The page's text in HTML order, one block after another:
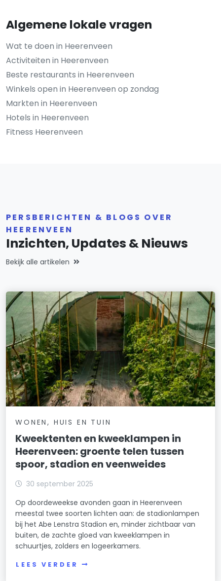
Algemene lokale vragen
Wat te doen in Heerenveen
Activiteiten in Heerenveen
Beste restaurants in Heerenveen
Winkels open in Heerenveen op zondag
Markten in Heerenveen
Hotels in Heerenveen
Fitness Heerenveen
PERSBERICHTEN & BLOGS OVER
HEERENVEEN
Inzichten, Updates & Nieuws
Bekijk alle artikelen
WONEN, HUIS EN TUIN
Kweektenten en kweeklampen in
Heerenveen: groente telen tussen
spoor, stadion en veenweides
30 september 2025
Op doordeweekse avonden gaan in Heerenveen
meestal twee soorten lichten aan: de stadionlampen
bij het Abe Lenstra Stadion en, minder zichtbaar van
buiten, de zachte gloed van kweeklampen in
schuurtjes, zolders en logeerkamers.
LEES VERDER